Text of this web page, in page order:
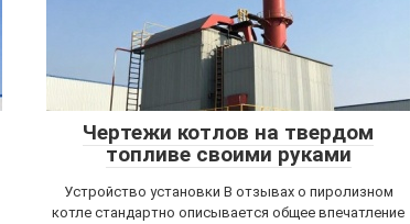
Чертежи котлов на твердом
топливе своими руками
Устройство установки В отзывах о пиролизном
котле стандартно описывается общее впечатление